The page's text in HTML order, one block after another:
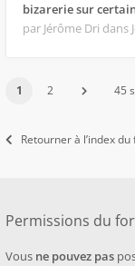
bizarerie sur
par Jérôme Dri dans
1 2 45
Retourner à l’index
Permissions du
Vous ne pouvez pas